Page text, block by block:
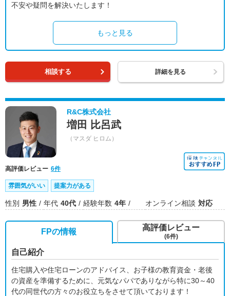
不安や疑問を解決いたします！
もっと見る
相談する 詳細を見る
R&C株式会社
増田 比呂武
（マスダ ヒロム）
高評価レビュー 6件
雰囲気がいい 提案力がある
性別 男性 年代 40代 経験年数 4年 オンライン相談 対応
FPの情報
自己紹介
住宅購入や住宅ローンのアドバイス、お子様の教育資金・老後
の資産を準備するために、元気なパパでありながら特に30～40
代の同世代の方々のお役立ちをさせて頂いております！
高評価レビュー
(6件)